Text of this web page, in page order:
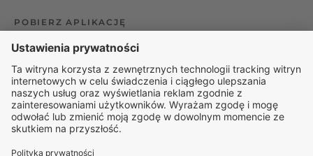
POBIERZ APLIKACJĘ
Organizator udzielania świadczeń telemedycznych jest
podmiotem leczniczym w rozumieniu ustawy z dnia 15
kwietnia 2011 roku o działalności leczniczej, wpisanym do
rejestru podmiotów wykonujących działalność leczniczą pod
numerem: 000000229172.